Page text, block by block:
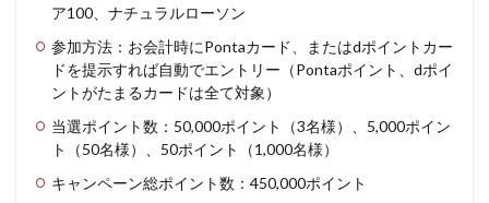
ア100、ナチュラルローソン
参加方法：お会計時にPontaカード、またはdポイントカー
ドを提示すれば自動でエントリー（Pontaポイント、dポイ
ントがたまるカードは全て対象）
当選ポイント数：50,000ポイント（3名様）、5,000ポイン
ト（50名様）、50ポイント（1,000名様）
キャンペーン総ポイント数：450,000ポイント